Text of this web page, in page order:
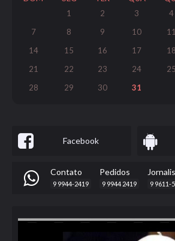
1
2 3 4
7
8 9 10 11
14
15 16 17 18
21
22 23 24 25
28
29 30 31
Facebook
Contato
9 9944-2419
Pedidos
9 9944 2419 9 9611-